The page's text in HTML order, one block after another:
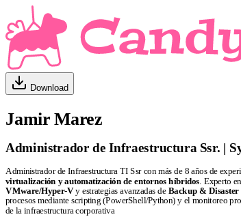
Download
Jamir Marez
Administrador de Infraestructura Ssr. |
Administrador de Infraestructura TI Ssr con más de 8 años de
virtualización y automatización de entornos híbridos . Experto
VMware/Hyper-Vy estrategias avanzadas de Backup & Disaster
procesos mediante scripting (PowerShell/Python) y el monitoreo
de la infraestructura corporativa